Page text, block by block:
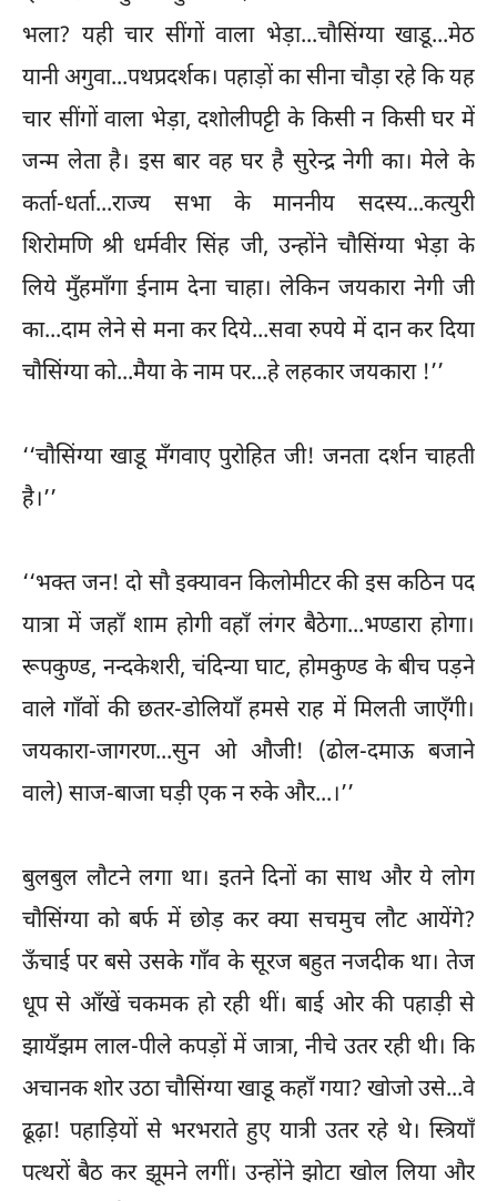
भला? यही चार सींगों वाला भेड़ा...चौसिंग्या खाडू...मेठ
यानी अगुवा...पथप्रदर्शक। पहाड़ों का सीना चौड़ा रहे कि यह
चार सींगों वाला भेड़ा, दशोलीपट्टी के किसी न किसी घर में
जन्म लेता है। इस बार वह घर है सुरेन्द्र नेगी का। मेले के
कर्ता-धर्ता...राज्य सभा के माननीय सदस्य...कत्युरी
शिरोमणि श्री धर्मवीर सिंह जी, उन्होंने चौसिंग्या भेड़ा के
लिये मुँहमाँगा ईनाम देना चाहा। लेकिन जयकारा नेगी जी
का...दाम लेने से मना कर दिये...सवा रुपये में दान कर दिया
चौसिंग्या को...मैया के नाम पर...हे लहकार जयकारा !’’
‘‘चौसिंग्या खाडू मँगवाए पुरोहित जी! जनता दर्शन चाहती
है।’’
‘‘भक्त जन! दो सौ इक्यावन किलोमीटर की इस कठिन पद
यात्रा में जहाँ शाम होगी वहाँ लंगर बैठेगा...भण्डारा होगा।
रूपकुण्ड, नन्दकेशरी, चंदिन्या घाट, होमकुण्ड के बीच पड़ने
वाले गाँवों की छतर-डोलियाँ हमसे राह में मिलती जाएँगी।
जयकारा-जागरण...सुन ओ औजी! (ढोल-दमाऊ बजाने
वाले) साज-बाजा घड़ी एक न रुके और...।’’
बुलबुल लौटने लगा था। इतने दिनों का साथ और ये लोग
चौसिंग्या को बर्फ में छोड़ कर क्या सचमुच लौट आयेंगे?
ऊँचाई पर बसे उसके गाँव के सूरज बहुत नजदीक था। तेज
धूप से आँखें चकमक हो रही थीं। बाई ओर की पहाड़ी से
झायँझम लाल-पीले कपड़ों में जात्रा, नीचे उतर रही थी। कि
अचानक शोर उठा चौसिंग्या खाडू कहाँ गया? खोजो उसे...वे
ढूढ़ा! पहाड़ियों से भरभराते हुए यात्री उतर रहे थे। स्त्रियाँ
पत्थरों बैठ कर झूमने लगीं। उन्होंने झोटा खोल लिया और